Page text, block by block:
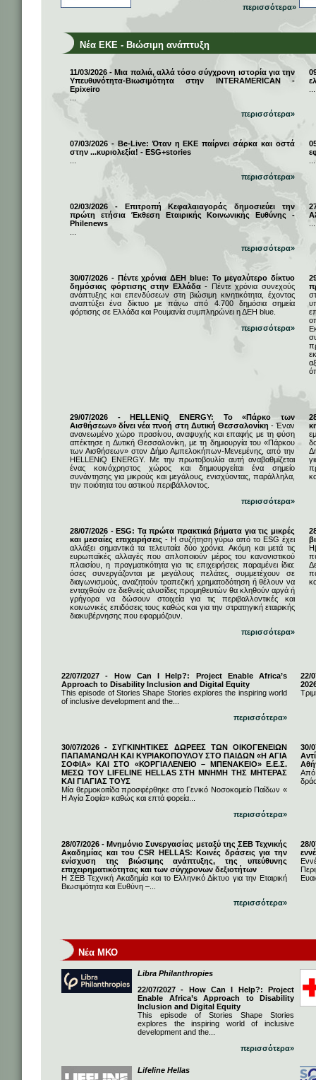
περισσότερα»
Νέα ΕΚΕ - Βιώσιμη ανάπτυξη
11/03/2026 - Μια παλιά, αλλά τόσο σύγχρονη ιστορία για την
Υπευθυνότητα-Βιωσιμότητα στην INTERAMERICAN -
Epixeiro
περισσότερα»
07/03/2026 - Be-Live: Όταν η ΕΚΕ παίρνει σάρκα και οστά
στην ...κυριολεξία! - ESG+stories
περισσότερα»
02/03/2026 - Επιτροπή Κεφαλαιαγοράς δημοσιεύει την
πρώτη ετήσια Έκθεση Εταιρικής Κοινωνικής Ευθύνης -
Philenews
περισσότερα»
30/07/2026 - Πέντε χρόνια ΔΕΗ blue: Το μεγαλύτερο δίκτυο
δημόσιας φόρτισης στην Ελλάδα- Πέντε χρόνια συνεχούς
ανάπτυξης και επενδύσεων στη βιώσιμη κινητικότητα, έχοντας
αναπτύξει ένα δίκτυο με πάνω από 4.700 δημόσια σημεία
φόρτισης σε Ελλάδα και Ρουμανία συμπληρώνει η ΔΕΗ blue.
περισσότερα»
29/07/2026 - HELLENiQ ENERGY: Το «Πάρκο των
Αισθήσεων» δίνει νέα πνοή στη Δυτική Θεσσαλονίκη - Έναν
ανανεωμένο χώρο πρασίνου, αναψυχής και επαφής με τη φύση
απέκτησε η Δυτική Θεσσαλονίκη, με τη δημιουργία του «Πάρκου
των Αισθήσεων» στον Δήμο Αμπελοκήπων-Μενεμένης, από την
HELLENiQ ENERGY. Με την πρωτοβουλία αυτή αναβαθμίζεται
ένας κοινόχρηστος χώρος και δημιουργείται ένα σημείο
συνάντησης για μικρούς και μεγάλους, ενισχύοντας, παράλληλα,
την ποιότητα του αστικού περιβάλλοντος.
περισσότερα»
28/07/2026 - ESG: Τα πρώτα πρακτικά βήματα για τις μικρές
και μεσαίες επιχειρήσεις - Η συζήτηση γύρω από το ESG έχει
αλλάξει σημαντικά τα τελευταία δύο χρόνια. Ακόμη και μετά τις
ευρωπαϊκές αλλαγές που απλοποιούν μέρος του κανονιστικού
πλαισίου, η πραγματικότητα για τις επιχειρήσεις παραμένει ίδια:
όσες συνεργάζονται με μεγάλους πελάτες, συμμετέχουν σε
διαγωνισμούς, αναζητούν τραπεζική χρηματοδότηση ή θέλουν να
ενταχθούν σε διεθνείς αλυσίδες προμηθευτών θα κληθούν αργά ή
γρήγορα να δώσουν στοιχεία για τις περιβαλλοντικές και
κοινωνικές επιδόσεις τους καθώς και για την στρατηγική εταιρικής
διακυβέρνησης που εφαρμόζουν.
περισσότερα»
22/07/2027 - How Can I Help?: Project Enable Africa’s
Approach to Disability Inclusion and Digital Equity
This episode of Stories Shape Stories explores the inspiring world
of inclusive development and the...
περισσότερα»
22/
30/07/2026 - ΣΥΓΚΙΝΗΤΙΚΕΣ ΔΩΡΕΕΣ ΤΩΝ ΟΙΚΟΓΕΝΕΙΩΝ
ΠΑΠΑΜΑΝΩΛΗ ΚΑΙ ΚΥΡΙΑΚΟΠΟΥΛΟΥ ΣΤΟ ΠΑΙΔΩΝ «Η ΑΓΙΑ
ΣΟΦΙΑ» ΚΑΙ ΣΤΟ «ΚΟΡΓΙΑΛΕΝΕΙΟ – ΜΠΕΝΑΚΕΙΟ» Ε.Ε.Σ.
ΜΕΣΩ ΤΟΥ LIFELINE HELLAS ΣΤΗ ΜΝΗΜΗ ΤΗΣ ΜΗΤΕΡΑΣ
ΚΑΙ ΓΙΑΓΙΑΣ ΤΟΥΣ
Μία θερμοκοιτίδα προσφέρθηκε στο Γενικό Νοσοκομείο Παίδων «
Η Αγία Σοφία» καθώς και επτά φορεία...
περισσότερα»
30/
Από
28/07/2026 - Μνημόνιο Συνεργασίας μεταξύ της ΣΕΒ Τεχνικής
Ακαδημίας και του CSR HELLAS: Κοινές δράσεις για την
ενίσχυση της βιώσιμης ανάπτυξης, της υπεύθυνης
επιχειρηματικότητας και των σύγχρονων δεξιοτήτων
Η ΣΕΒ Τεχνική Ακαδημία και το Ελληνικό Δίκτυο για την Εταιρική
Βιωσιμότητα και Ευθύνη –...
περισσότερα»
28/
Νέα ΜΚΟ
Libra Philanthropies
22/07/2027 - How Can I Help?: Project
Enable Africa’s Approach to Disability
Inclusion and Digital Equity
This episode of Stories Shape Stories
explores the inspiring world of inclusive
development and the...
περισσότερα»
Lifeline Hellas